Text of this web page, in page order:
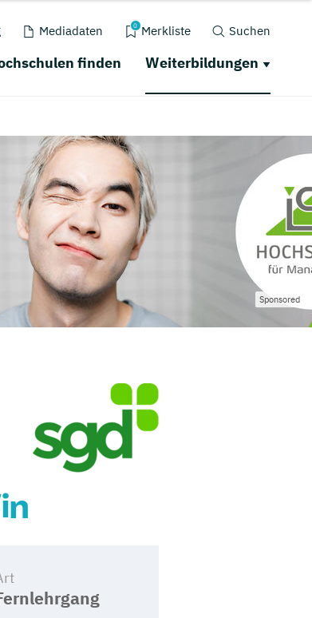
Mediadaten 0 Merkliste Suchen
finden Weiterbildungen
Sponsored